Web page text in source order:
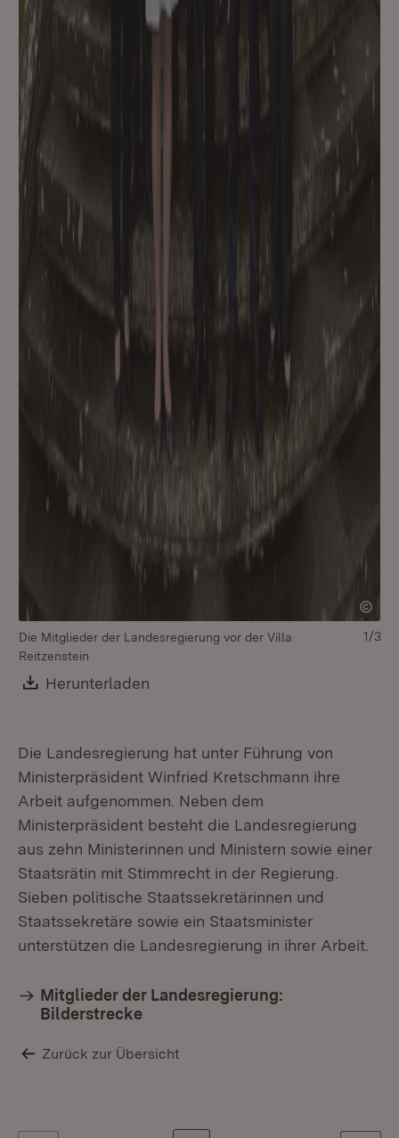
Die Mitglieder der Landesregierung vor der Villa
Reitzenstein
Download:
Herunterladen
1/3
Die Landesregierung hat unter Führung von
Ministerpräsident Winfried Kretschmann ihre
Arbeit aufgenommen. Neben dem
Ministerpräsident besteht die Landesregierung
aus zehn Ministerinnen und Ministern sowie einer
Staatsrätin mit Stimmrecht in der Regierung.
Sieben politische Staatssekretärinnen und
Staatssekretäre sowie ein Staatsminister
unterstützen die Landesregierung in ihrer Arbeit.
Mitglieder der Landesregierung:
Bilderstrecke
Zurück zur Übersicht